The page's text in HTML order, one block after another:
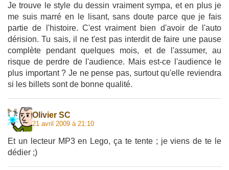
Je trouve le style du dessin vraiment sympa, et en plus je
me suis marré en le lisant, sans doute parce que je fais
partie de l'histoire. C'est vraiment bien d'avoir de l'auto
dérision. Tu sais, il ne t'est pas interdit de faire une pause
complète pendant quelques mois, et de l'assumer, au
risque de perdre de l'audience. Mais est-ce l'audience le
plus important ? Je ne pense pas, surtout qu'elle reviendra
si les billets sont de bonne qualité.
Olivier SC
21 avril 2009 à 21:10
Et un lecteur MP3 en Lego, ça te tente ; je viens de te le
dédier ;)